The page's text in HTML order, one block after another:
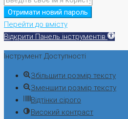
Отримати новий пароль
Перейти до вмісту
Відкрити Панель інструментів
Інструмент Доступності
Збільшити розмір тексту
Зменшити розмір тексту
Відтінки сірого
Високий контраст